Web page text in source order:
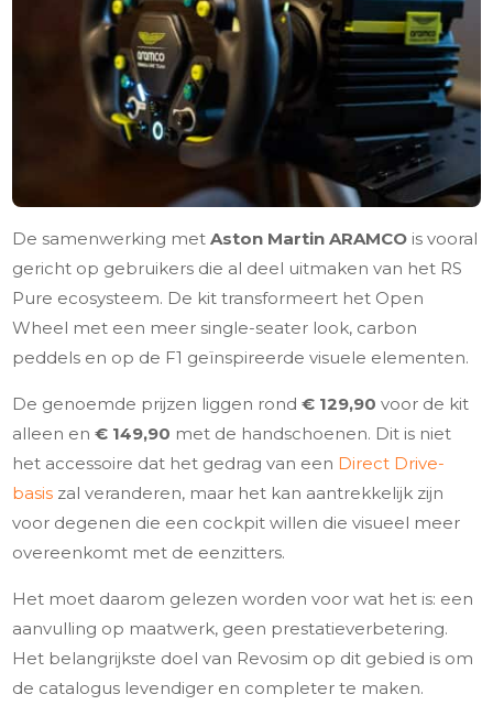
De samenwerking metAston Martin ARAMCO is vooral
gericht op gebruikers die al deel uitmaken van het RS
Pure ecosysteem. De kit transformeert het Open
Wheel met een meer single-seater look, carbon
peddels en op de F1 geïnspireerde visuele elementen.
De genoemde prijzen liggen rond€ 129,90 voor de kit
alleen en€ 149,90 met de handschoenen. Dit is niet
het accessoire dat het gedrag van een Direct Drive-
basis zal veranderen, maar het kan aantrekkelijk zijn
voor degenen die een cockpit willen die visueel meer
overeenkomt met de eenzitters.
Het moet daarom gelezen worden voor wat het is: een
aanvulling op maatwerk, geen prestatieverbetering.
Het belangrijkste doel van Revosim op dit gebied is om
de catalogus levendiger en completer te maken.